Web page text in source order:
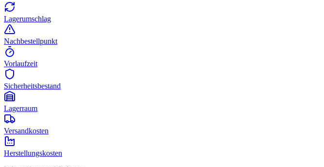
Lagerumschlag
Nachbestellpunkt
Vorlaufzeit
Sicherheitsbestand
Lagerraum
Versandkosten
Herstellungskosten